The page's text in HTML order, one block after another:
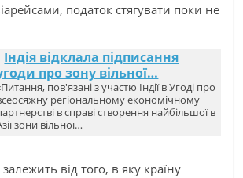
податок стягувати поки не
Індія відклала підписання
про зону вільної…
пов'язані з участю Індії в Угоді про
регіональному економічному
в справі створення найбільшої в
зони вільної…
від того, в яку країну